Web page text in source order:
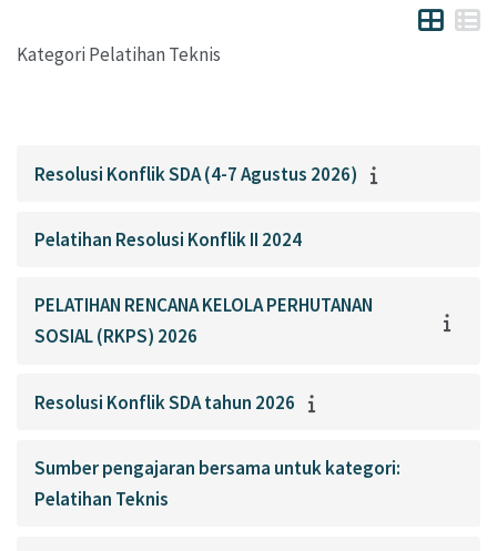
Kategori Pelatihan Teknis
Resolusi Konflik SDA (4-7 Agustus 2026)
Pelatihan Resolusi Konflik II 2024
PELATIHAN RENCANA KELOLA PERHUTANAN
SOSIAL (RKPS) 2026
Resolusi Konflik SDA tahun 2026
Sumber pengajaran bersama untuk kategori:
Pelatihan Teknis